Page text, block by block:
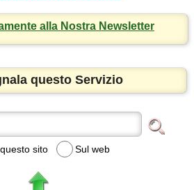
alla Nostra Newsletter
questo Servizio
sito Sul web